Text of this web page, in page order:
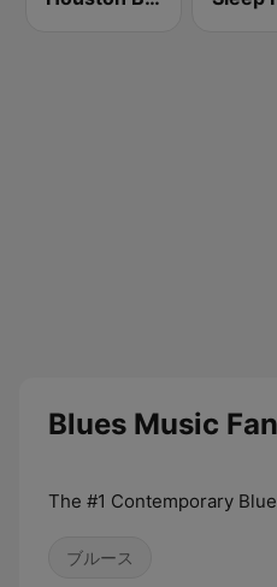
Blues Music
The #1 Contemporary
ブルース